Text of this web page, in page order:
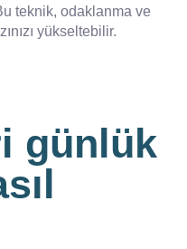
teknik, odaklanma ve
yükseltebilir.
günlük